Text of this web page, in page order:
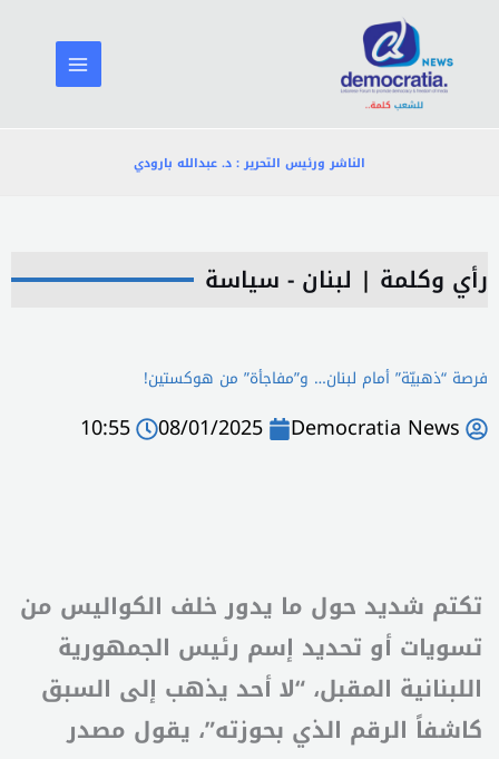
المحتوى
الناشر ورئيس التحرير : د. عبدالله بارودي
رأي وكلمة | لبنان - سياسة
فرصة “ذهبيّة” أمام لبنان… و”مفاجأة” من هوكستين!
Democratia News
08/01/2025
10:55
تكتم شديد حول ما يدور خلف الكواليس من
تسويات أو تحديد إسم رئيس الجمهورية
اللبنانية المقبل، “لا أحد يذهب إلى السبق
كاشفاً الرقم الذي بحوزته”، يقول مصدر